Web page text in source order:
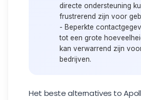
directe ondersteuning
frustrerend zijn voor
- Beperkte
tot een grote
kan verwarrend zijn
bedrijven.
Het beste alternatives to